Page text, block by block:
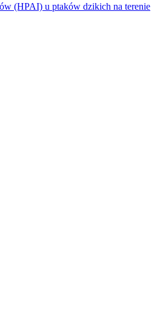
(HPAI) u ptaków dzikich na terenie